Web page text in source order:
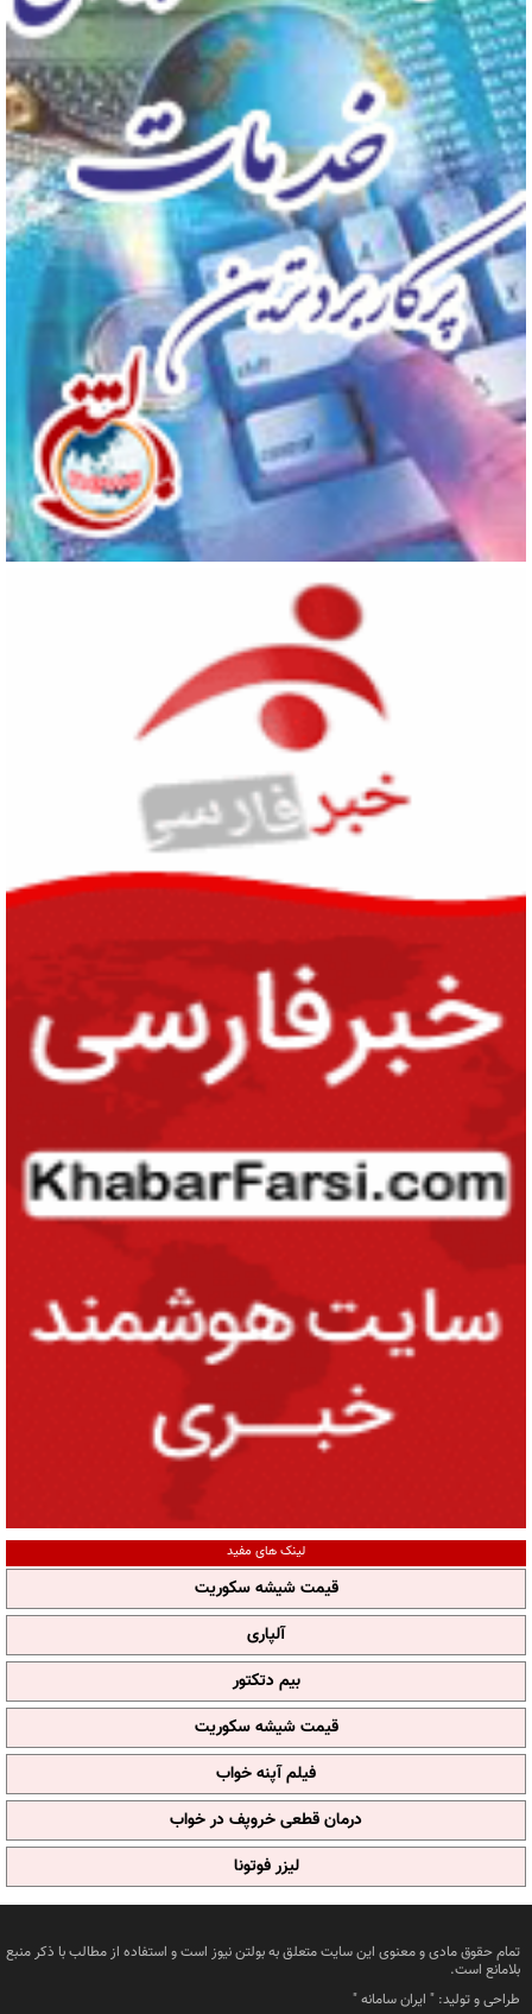
لینک های مفید
قیمت شیشه سکوریت
آلپاری
بیم دتکتور
قیمت شیشه سکوریت
فیلم آپنه خواب
درمان قطعی خروپف در خواب
لیزر فوتونا
تمام حقوق مادی و معنوی این سایت متعلق به بولتن نیوز است و استفاده از مطالب با ذکر منبع
بلامانع است.
طراحی و تولید: " ایران سامانه"